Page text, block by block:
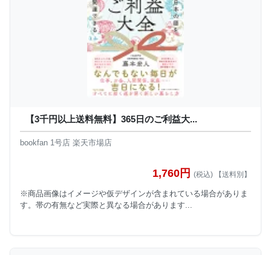
【3千円以上送料無料】365日のご利益大...
bookfan 1号店 楽天市場店
1,760円 (税込) 【送料別】
※商品画像はイメージや仮デザインが含まれている場合がありま
す。帯の有無など実際と異なる場合があります...